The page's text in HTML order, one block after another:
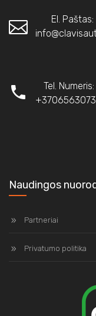
El. Paštas:
Tel. Numeris:
Naudingos
Partneriai
Privatumo politika